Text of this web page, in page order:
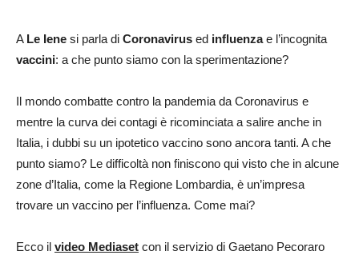
A Le Iene si parla di Coronavirus ed influenzae l’incognita
vaccini: a che punto siamo con la sperimentazione?
Il mondo combatte contro la pandemia da Coronavirus e
mentre la curva dei contagi è ricominciata a salire anche in
Italia, i dubbi su un ipotetico vaccino sono ancora tanti. A che
punto siamo? Le difficoltà non finiscono qui visto che in alcune
zone d’Italia, come la Regione Lombardia, è un’impresa
trovare un vaccino per l’influenza. Come mai?
Ecco il video Mediaset con il servizio di Gaetano Pecoraro